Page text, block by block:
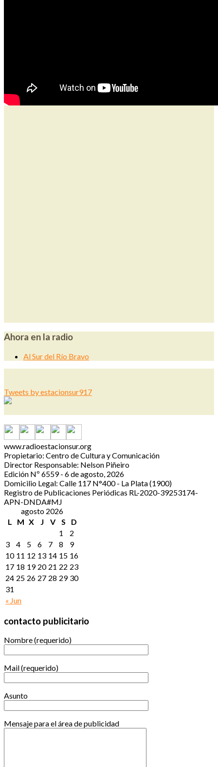
Ahora en la radio
Al Sur del Río Bravo
Tweets by estacionsur917
www.radioestacionsur.org
Propietario: Centro de Cultura y Comunicación
Director Responsable: Nelson Piñeiro
Edición Nº 6559 - 6 de agosto, 2026
Domicilio Legal: Calle 117 N°400 - La Plata (1900)
Registro de Publicaciones Periódicas RL-2020-39253174-
APN-DNDA#MJ
agosto 2026
L
M X J V S D
« Jun
1
2
3
4 5 6 7 8
9
10 11 12 13 14 15 16
17 18 19 20 21 22 23
24 25 26 27 28 29 30
31
contacto publicitario
Nombre (requerido)
Mail (requerido)
Asunto
Mensaje para el área de publicidad